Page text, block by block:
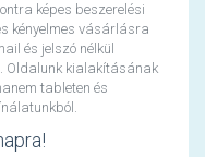
képes beszerelési
kényelmes vásárlásra
és jelszó nélkül
Oldalunk kialakításának
tableten és